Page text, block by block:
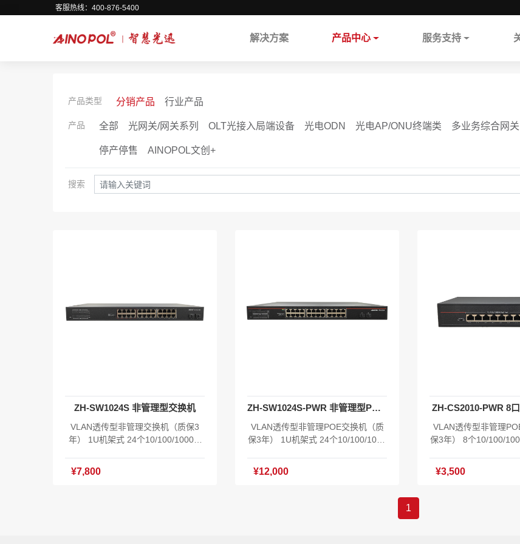
客服热线：400-876-5400
解决方案 产品中心 服务支持
产品类型 分销产品 行业产品
产品 全部 光网关/网关系列 OLT光接入局端设备 光电ODN 光电AP/ONU终端类 多业务综合网关
停产停售 AINOPOL文创+
搜索
ZH-SW1024S 非管理型交换机
VLAN透传型非管理交换机（质保3
年） 1U机架式 24个10/100/1000M
表8K 功耗:≤40W 工作温度:-10℃～5
¥7,800
ZH-SW1024S-PWR 非管理型POE交换机
VLAN透传型非管理POE交换机（质
保3年） 1U机架式 24个10/100/1000
MAC地址表8K 功耗:≤400W 工作温
¥12,000
ZH-CS2010-PWR 8
VLAN透传型非管理
保3年） 8个10/100/
国际标准 功耗:≤120W
¥3,500
1